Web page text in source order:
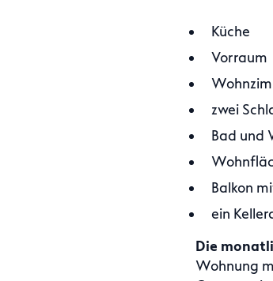
Küche
Vorraum
zwei
Bad und
Balkon
ein
Die
Wohnung